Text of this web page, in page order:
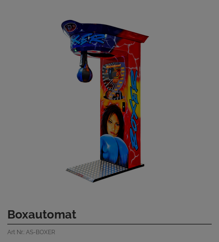
Boxautomat
Art Nr.: AS-BOXER